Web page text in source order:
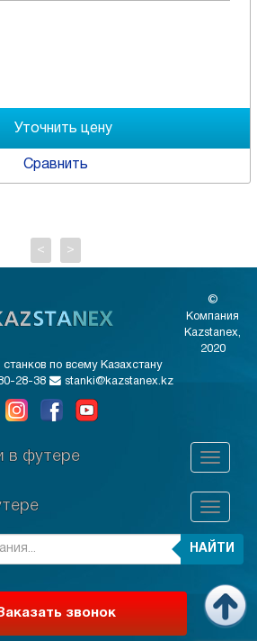
Сравнить
< >
©
Компания
Kazstanex,
2020
станков по всему Казахстану
28-38
stanki@kazstanex.kz
в футере
НАЙТИ
звонок